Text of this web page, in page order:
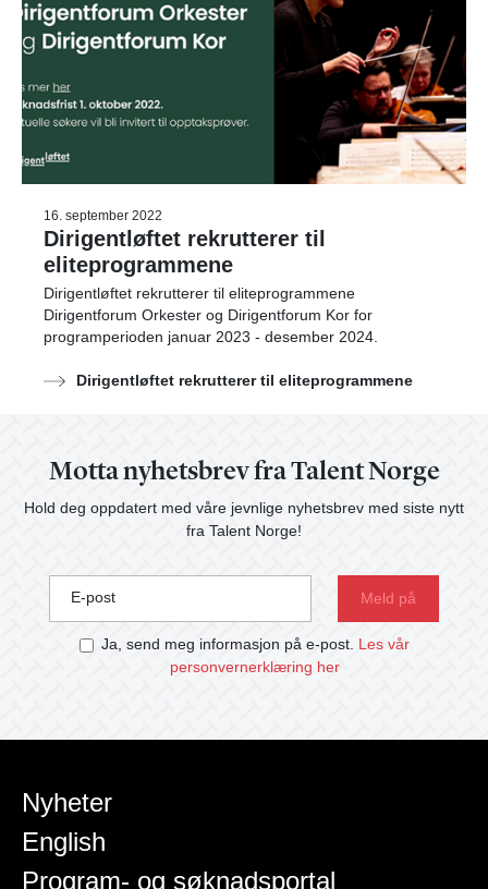
16. september 2022
Dirigentløftet rekrutterer til
eliteprogrammene
Dirigentløftet rekrutterer til eliteprogrammene
Dirigentforum Orkester og Dirigentforum Kor for
programperioden januar 2023 - desember 2024.
Dirigentløftet rekrutterer til eliteprogrammene
Motta nyhetsbrev fra Talent Norge
Hold deg oppdatert med våre jevnlige nyhetsbrev med siste nytt
fra Talent Norge!
E-post
Ja, send meg informasjon på e-post. Les vår
personvernerklæring her
Nyheter
English
Program- og søknadsportal